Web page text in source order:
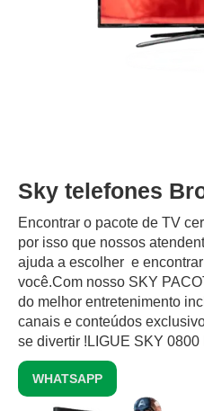
Sky telefones
Encontrar o pacote de TV
por isso que nossos
ajuda a escolher e
você.Com nosso SKY
do melhor entretenimento
canais e conteúdos
se divertir !LIGUE SKY 0800
WHATSAPP